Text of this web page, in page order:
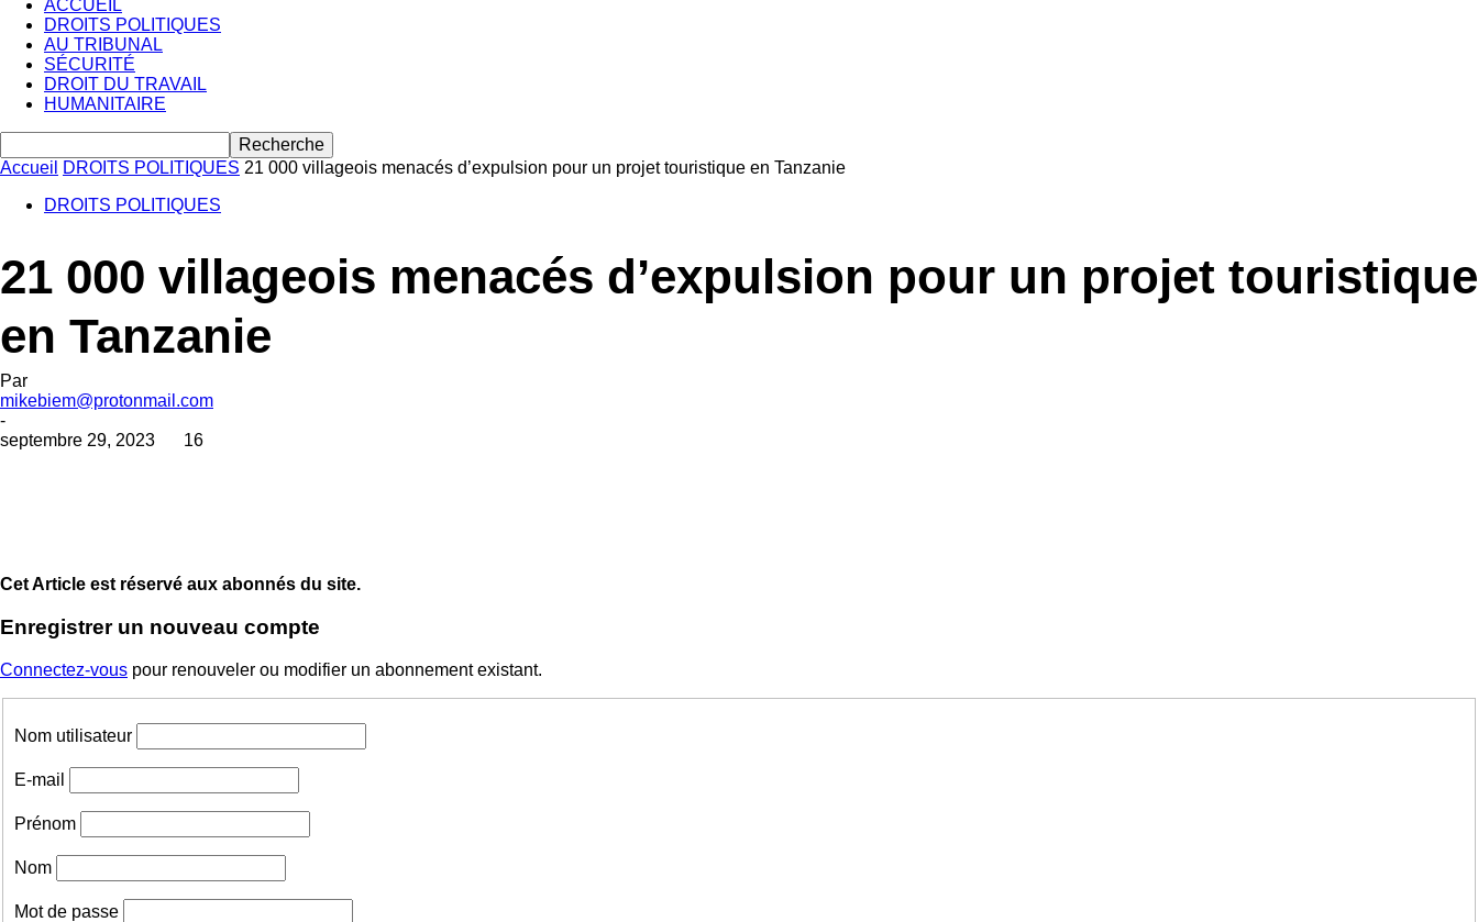
ACCUEIL
DROITS POLITIQUES
AU TRIBUNAL
SÉCURITÉ
DROIT DU TRAVAIL
HUMANITAIRE
Accueil DROITS POLITIQUES 21 000 villageois menacés d’expulsion pour un projet touristique en Tanzanie
DROITS POLITIQUES
21 000 villageois menacés d’expulsion pour un projet touristique
en Tanzanie
Par
mikebiem@protonmail.com
-
septembre 29, 2023
16
Cet Article est réservé aux abonnés du site.
Enregistrer un nouveau compte
Connectez-vous pour renouveler ou modifier un abonnement existant.
Nom utilisateur
E-mail
Prénom
Nom
Mot de passe